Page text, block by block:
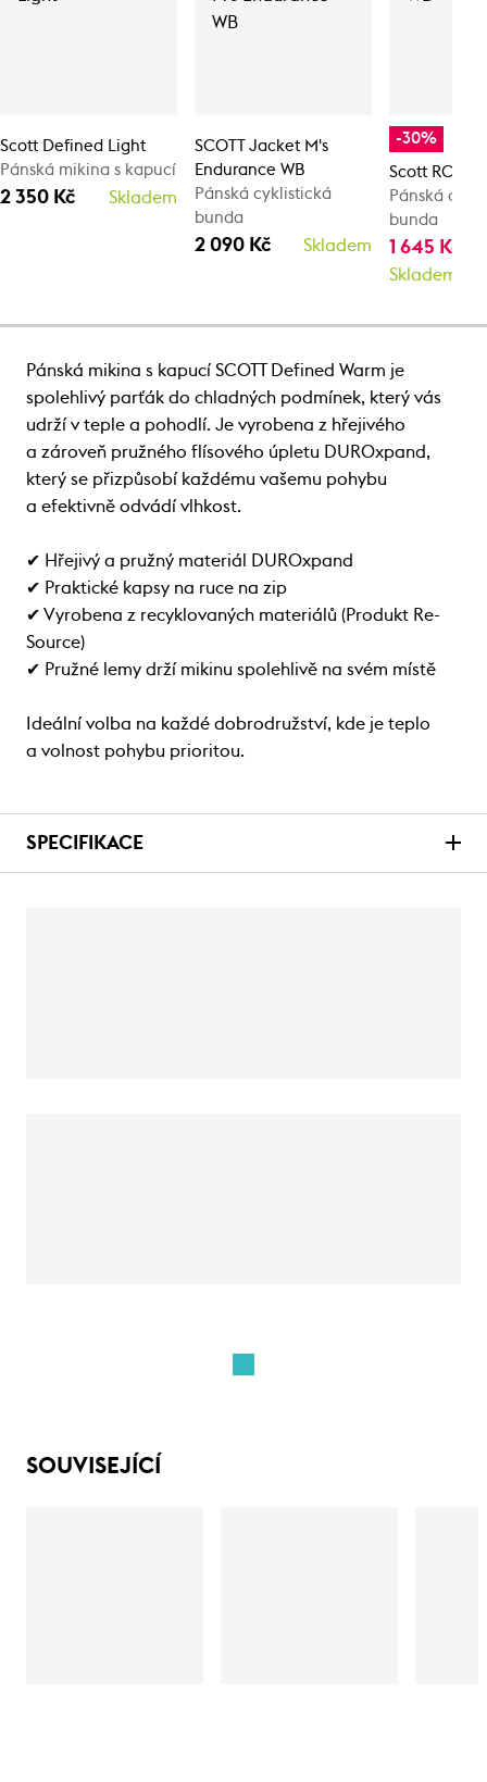
Scott Defined Light
Pánská mikina s kapucí
2 350 Kč Skladem
SCOTT Jacket M's
Endurance WB
Pánská cyklistická
bunda
2 090 Kč Skladem
-30%
Scott RC
Pánská
bunda
1 645 Kč
Skladem
Pánská mikina s kapucí SCOTT Defined Warm je
spolehlivý parťák do chladných podmínek, který vás
udrží v teple a pohodlí. Je vyrobena z hřejivého
a zároveň pružného flísového úpletu DUROxpand,
který se přizpůsobí každému vašemu pohybu
a efektivně odvádí vlhkost.
✔ Hřejivý a pružný materiál DUROxpand
✔ Praktické kapsy na ruce na zip
✔ Vyrobena z recyklovaných materiálů (Produkt Re-
Source)
✔ Pružné lemy drží mikinu spolehlivě na svém místě
Ideální volba na každé dobrodružství, kde je teplo
a volnost pohybu prioritou.
SPECIFIKACE
SOUVISEJÍCÍ